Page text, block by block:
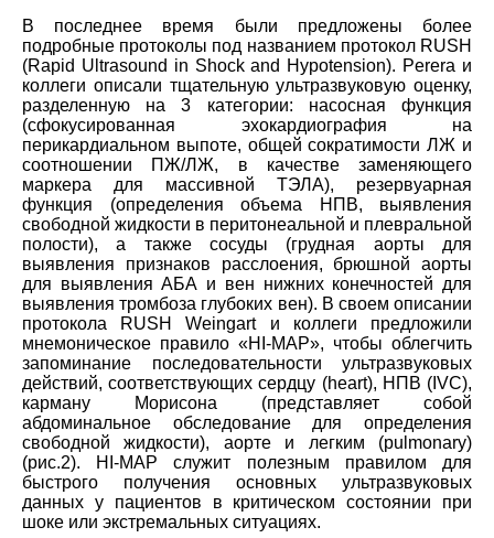
В последнее время были предложены более
подробные протоколы под названием протокол RUSH
(Rapid Ultrasound in Shock and Hypotension). Perera и
коллеги описали тщательную ультразвуковую оценку,
разделенную на 3 категории: насосная функция
(сфокусированная эхокардиография на
перикардиальном выпоте, общей сократимости ЛЖ и
соотношении ПЖ/ЛЖ, в качестве заменяющего
маркера для массивной ТЭЛА), резервуарная
функция (определения объема НПВ, выявления
свободной жидкости в перитонеальной и плевральной
полости), а также сосуды (грудная аорты для
выявления признаков расслоения, брюшной аорты
для выявления АБА и вен нижних конечностей для
выявления тромбоза глубоких вен). В своем описании
протокола RUSH Weingart и коллеги предложили
мнемоническое правило «HI-MAP», чтобы облегчить
запоминание последовательности ультразвуковых
действий, соответствующих сердцу (heart), НПВ (IVC),
карману Морисона (представляет собой
абдоминальное обследование для определения
свободной жидкости), аорте и легким (pulmonary)
(рис.2). HI-MAP служит полезным правилом для
быстрого получения основных ультразвуковых
данных у пациентов в критическом состоянии при
шоке или экстремальных ситуациях.